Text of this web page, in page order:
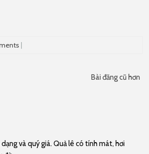
|
Bài đăng cũ hơn
và quý giá. Quả lê có tính mát, hơi